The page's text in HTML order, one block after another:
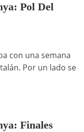
Pol Del
con una semana
Por un lado se
Finales